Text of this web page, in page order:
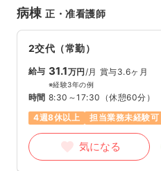
病棟正・准看護師
2交代（常勤）
給与 31.1万円/月 賞与3.6ヶ月
※経験3年の例
時間 8:30～17:30 （休憩60分）
4週8休以上
担当業務未経験可
気になる